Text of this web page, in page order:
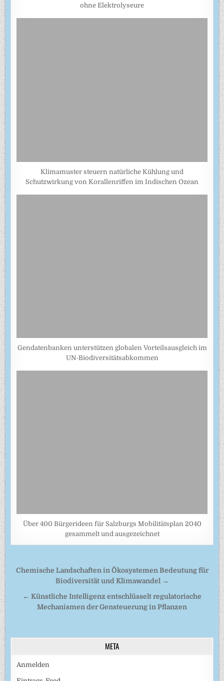
ohne Elektrolyseure
Klimamuster steuern natürliche Kühlung und
Schutzwirkung von Korallenriffen im Indischen Ozean
Gendatenbanken unterstützen globalen Vorteilsausgleich im
UN-Biodiversitätsabkommen
Über 400 Bürgerideen für Salzburgs Mobilitätsplan 2040
gesammelt und ausgezeichnet
Beitragsnavigation
Chemische Landschaften in Ökosystemen Bedeutung für
Biodiversität und Klimawandel →
← Künstliche Intelligenz entschlüsselt regulatorische
Mechanismen der Gensteuerung in Pflanzen
META
Anmelden